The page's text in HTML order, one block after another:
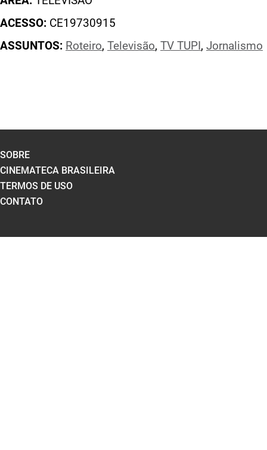
ACESSO: CE19730915
ASSUNTOS: Roteiro, Televisão, TV TUPI , Jornalismo
SOBRE
CINEMATECA BRASILEIRA
TERMOS DE USO
CONTATO